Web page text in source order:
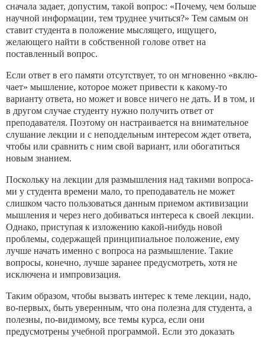
сначала задает, допустим, такой вопрос: «Почему, чем больше
научной информации, тем труднее учиться?» Тем самым он
ставит студента в положение мысляще­го, ищущего,
желающего найти в собственной голове ответ на
поставленный вопрос.
Если ответ в его памяти отсутствует, то он мгновенно «вклю­
чает» мышление, которое может привести к какому-то
вариан­ту ответа, но может и вовсе ничего не дать. И в том, и
в другом случае студенту нужно получить ответ от
преподавателя. Поэто­му он настраивается на внимательное
слушание лекции и с не­поддельным интересом ждет ответа,
чтобы или сравнить с ним свой вариант, или обогатиться
новым знанием.
Поскольку на лекции для размышления над такими вопроса­
ми у студента времени мало, то преподаватель не может
слиш­ком часто пользоваться данным приемом активизации
мышле­ния и через него добиваться интереса к своей лекции.
Однако, приступая к изложению какой-нибудь новой
проблемы, содер­жащей принципиальное положение, ему
лучше начать именно с вопроса на размышление. Такие
вопросы, конечно, лучше за­ранее предусмотреть, хотя не
исключена и импровизация.
Таким образом, чтобы вызвать интерес к теме лекции, надо,
во-первых, быть уверенным, что она полезна для студента, а
по­лезны, по-видимому, все темы курса, если они
предусмотрены учебной программой. Если это доказать